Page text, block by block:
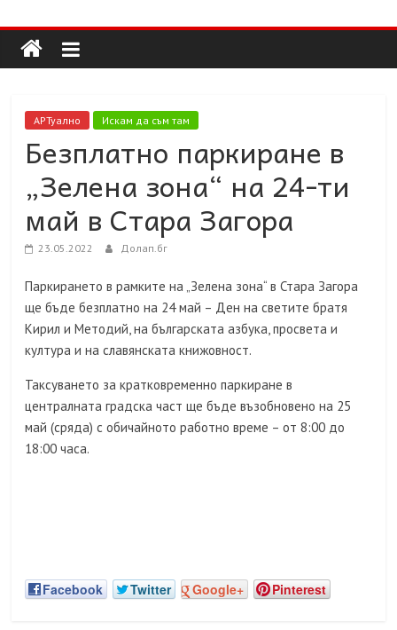
to
content
Долап
БГ
култура|
пътешествия|
мода|
събития|
кухня|
реклама|
АРТуално Искам да съм там
Безплатно паркиране в
„Зелена зона“ на 24-ти
май в Стара Загора
23.05.2022 Долап.бг
Паркирането в рамките на „Зелена зона“ в Стара Загора
ще бъде безплатно на 24 май – Ден на светите братя
Кирил и Методий, на българската азбука, просвета и
култура и на славянската книжовност.
Таксуването за кратковременно паркиране в
централната градска част ще бъде възобновено на 25
май (сряда) с обичайното работно време – от 8:00 до
18:00 часа.
Facebook Twitter Google+ Pinterest